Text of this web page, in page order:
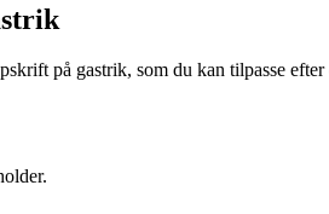
på gastrik, som du kan tilpasse efter